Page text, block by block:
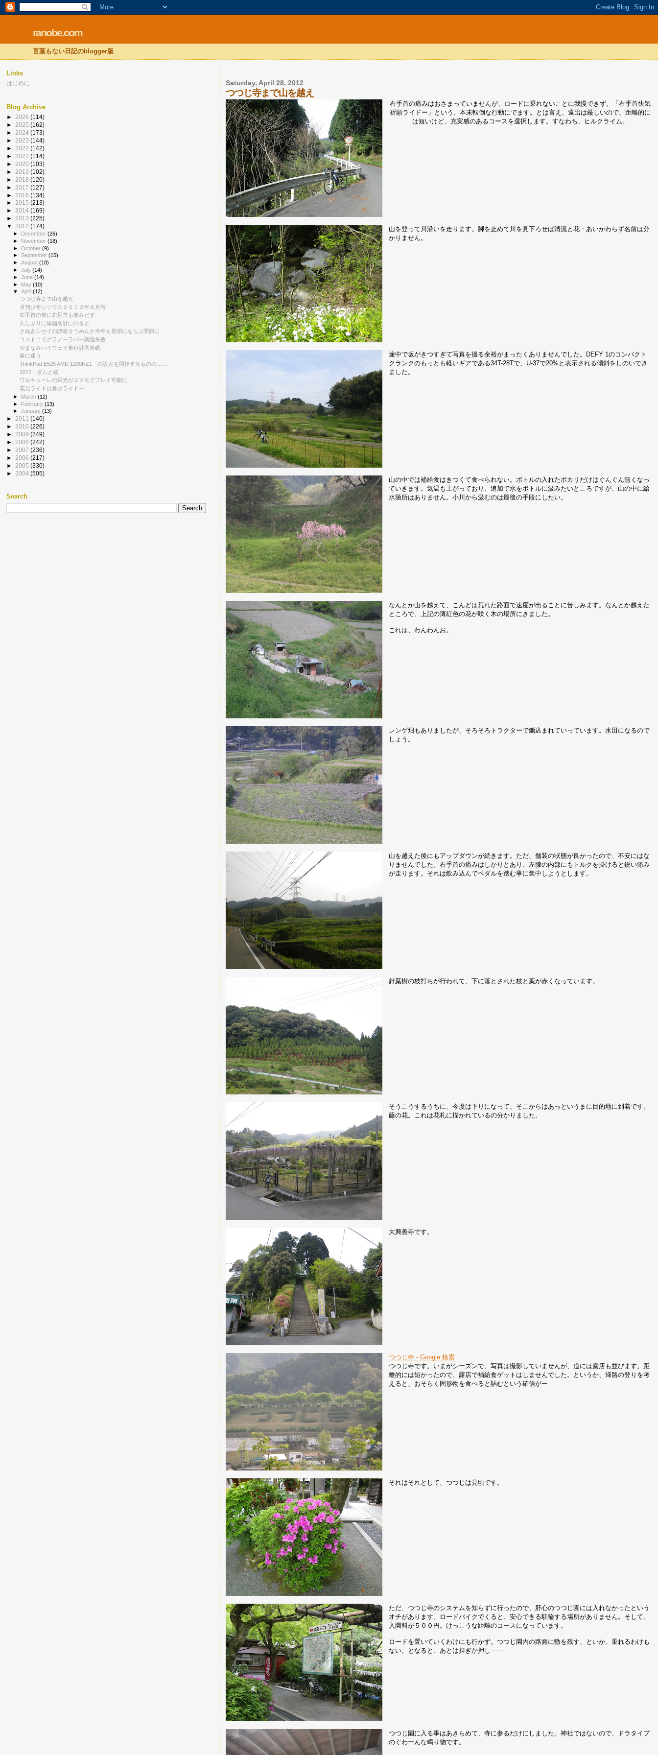
ranobe.com
言葉もない日記のblogger版
Saturday, April 28, 2012
つつじ寺まで山を越え
右手首の痛みはおさまっていませんが、ロードに乗れないことに我慢できず。「右手首快気
祈願ライドー」という、本末転倒な行動にでます。とは言え、遠出は厳しいので、距離的に
は短いけど、充実感のあるコースを選択します。すなわち、ヒルクライム。
山を登って川沿いを走ります。脚を止めて川を見下ろせば清流と花・あいかわらず名前は分
かりません。
途中で坂がきつすぎて写真を撮る余裕がまったくありませんでした。DEFY 1のコンパクト
クランクのもっとも軽いギアである34T-28Tで、U-37で20%と表示される傾斜をしのいでき
ました。
山の中では補給食はきつくて食べられない。ボトルの入れたポカリだけはぐんぐん無くなっ
ていきます。気温も上がっており、追加で水をボトルに汲みたいところですが、山の中に給
水箇所はありません。小川から汲むのは最後の手段にしたい。
なんとか山を越えて、こんどは荒れた路面で速度が出ることに苦しみます。なんとか越えた
ところで、上記の薄紅色の花が咲く木の場所にきました。
これは、わんわんお。
レンゲ畑もありましたが、そろそろトラクターで鋤込まれていっています。水田になるので
しょう。
山を越えた後にもアップダウンが続きます。ただ、舗装の状態が良かったので、不安にはな
りませんでした。右手首の痛みはしかりとあり、左膝の内部にもトルクを掛けると鋭い痛み
が走ります。それは飲み込んでペダルを踏む事に集中しようとします。
針葉樹の枝打ちが行われて、下に落とされた枝と葉が赤くなっています。
そうこうするうちに、今度は下りになって、そこからはあっというまに目的地に到着です。
藤の花。これは花札に描かれているの分かりました。
大興善寺です。
つつじ寺 - Google 検索
つつじ寺です。いまがシーズンで、写真は撮影していませんが、道には露店も並びます。距
離的には短かったので、露店で補給食ゲットはしませんでした。というか、帰路の登りを考
えると、おそらく固形物を食べると詰むという確信がー
それはそれとして、つつじは見頃です。
ただ、つつじ寺のシステムを知らずに行ったので、肝心のつつじ園には入れなかったという
オチがあります。ロードバイクでくると、安心できる駐輪する場所がありません。そして、
入園料が５００円。けっこうな距離のコースになっています。
ロードを置いていくわけにも行かず。つつじ園内の路面に轍を残す、といか、乗れるわけも
ない。となると、あとは担ぎか押し――
つつじ園に入る事はあきらめて、寺に参るだけにしました。神社ではないので、ドラタイプ
のぐわーんな鳴り物です。
Links
はじめに
Blog Archive
► 2026 (114)
► 2025 (162)
► 2024 (173)
► 2023 (144)
► 2022 (142)
► 2021 (114)
► 2020 (103)
► 2019 (102)
► 2018 (120)
► 2017 (127)
► 2016 (134)
► 2015 (213)
► 2014 (169)
► 2013 (225)
▼ 2012 (174)
► December(26)
► November(18)
►October(9)
►September(15)
►August(18)
►July(14)
►June(14)
► May(10)
▼April(12)
つつじ寺まで山を越え
月刊少年シリウス２０１２年６月号
右手首の他に右足首も痛みだす
久しぶりに体脂肪計にのると
さぬきシセイの讃岐そうめんが今年も店頭にならぶ季節に
コストコでグラノーラバー調達失敗
やまなみハイウェイ走行計画座礁
春に迷う
ThinkPad E525 AMD 1200RZ1 の設定を開始するものの……
2012 ダムと桜
ワルキューレの栄光がスマモでプレイ可能に
花見ライドは鼻水ライドー
► March(12)
► February(13)
►January(13)
► 2011 (140)
► 2010 (226)
► 2009 (249)
► 2008 (242)
► 2007 (236)
► 2006 (217)
► 2005 (330)
► 2004 (505)
Search